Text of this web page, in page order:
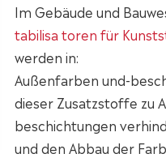
Im Gebäude und
tabilisa toren für
werden in:
Außenfarben und-
dieser Zusatzstoffe zu
beschichtungen
und den Abbau der